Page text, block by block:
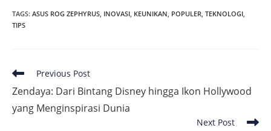
TAGS: ASUS ROG ZEPHYRUS INOVASI KEUNIKAN POPULER TEKNOLOGI
TIPS
Read
articles
Previous Post
Zendaya: Dari Bintang Disney hingga Ikon Hollywood
yang Menginspirasi Dunia
Next Post